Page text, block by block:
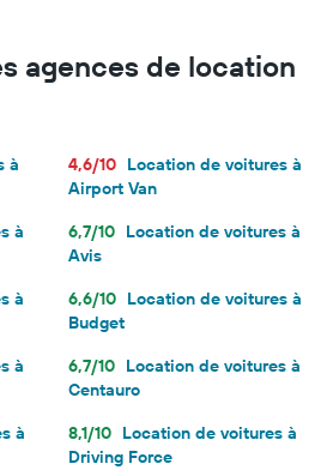
agences de location
à
4,6/10 Location de voitures à
Airport Van
à
6,7/10 Location de voitures à
Avis
à
6,6/10 Location de voitures à
Budget
à
6,7/10 Location de voitures à
Centauro
à
8,1/10 Location de voitures à
Driving Force